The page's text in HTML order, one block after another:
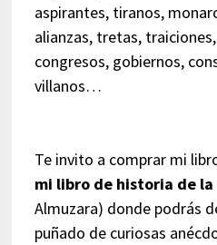
aspirantes, tiranos,
alianzas, tretas,
congresos, gobiernos,
villanos…
Te invito a comprar mi
mi libro de historia de
Almuzara) donde podrás
puñado de curiosas